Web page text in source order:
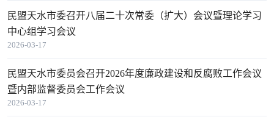
2026-03-17
民盟天水市委召开八届二十次常委（扩大）会议暨理论学习
中心组学习会议
2026-03-17
民盟天水市委员会召开2026年度廉政建设和反腐败工作会议
暨内部监督委员会工作会议